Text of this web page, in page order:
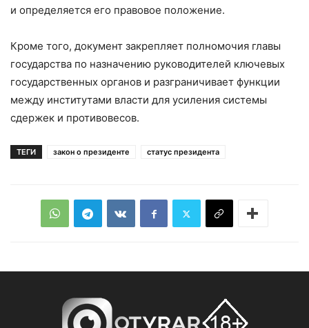
и определяется его правовое положение.
Кроме того, документ закрепляет полномочия главы
государства по назначению руководителей ключевых
государственных органов и разграничивает функции
между институтами власти для усиления системы
сдержек и противовесов.
ТЕГИ закон о президенте статус президента